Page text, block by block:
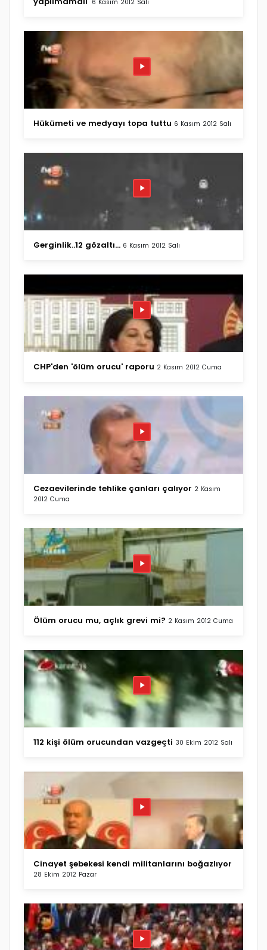
6 Kasım 2012 Salı
Hükümeti ve medyayı topa tuttu 6 Kasım 2012 Salı
Gerginlik..12 gözaltı... 6 Kasım 2012 Salı
CHP'den 'ölüm orucu' raporu 2 Kasım 2012 Cuma
Cezaevilerinde tehlike çanları çalıyor 2 Kasım
2012 Cuma
Ölüm orucu mu, açlık grevi mi? 2 Kasım 2012 Cuma
112 kişi ölüm orucundan vazgeçti 30 Ekim 2012 Salı
Cinayet şebekesi kendi militanlarını boğazlıyor
28 Ekim 2012 Pazar